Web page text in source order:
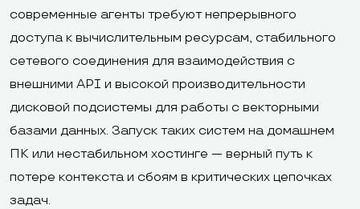
современные агенты требуют непрерывного
доступа к вычислительным ресурсам, стабильного
сетевого соединения для взаимодействия с
внешними API и высокой производительности
дисковой подсистемы для работы с векторными
базами данных. Запуск таких систем на домашнем
ПК или нестабильном хостинге — верный путь к
потере контекста и сбоям в критических цепочках
задач.